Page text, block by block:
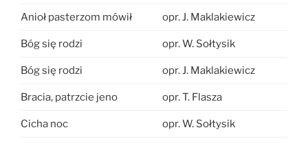
Anioł pasterzom mówił opr. J. Maklakiewicz
Bóg się rodzi opr. W. Sołtysik
Bóg się rodzi opr. J. Maklakiewicz
Bracia, patrzcie jeno opr. T. Flasza
Cicha noc opr. W. Sołtysik